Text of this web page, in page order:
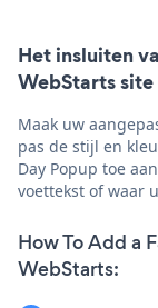
Het insluiten
WebStarts
Maak uw
pas de stijl en
Day Popup toe
voettekst of waar
How To Add a
WebStarts: